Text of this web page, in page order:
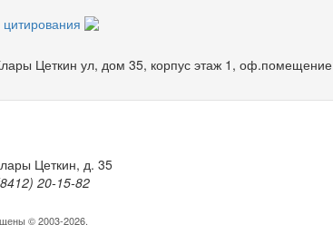
Цеткин ул, дом 35, корпус этаж 1, оф.помещение
Цеткин, д. 35
20-15-82
© 2003-2026.